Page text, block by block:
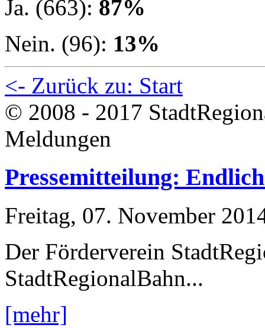
Ja. (663): 87%
Nein. (96): 13%
<- Zurück zu: Start
© 2008 - 2017
Meldungen
Pressemitteilung:
Freitag, 07. November
Der Förderverein
StadtRegionalBahn...
[mehr]